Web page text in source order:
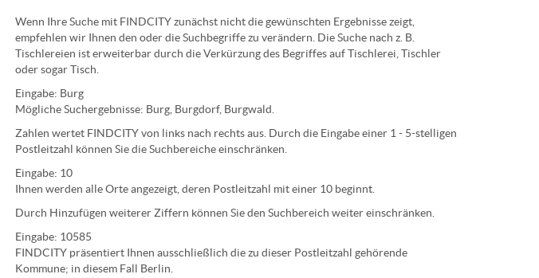
Wenn Ihre Suche mit FINDCITY zunächst nicht die gewünschten Ergebnisse zeigt,
empfehlen wir Ihnen den oder die Suchbegriffe zu verändern. Die Suche nach z. B.
Tischlereien ist erweiterbar durch die Verkürzung des Begriffes aufTischlerei Tischler
oder sogarTisch
Eingabe: Burg
Mögliche Suchergebnisse: Burg Burgdorf, Burgwald.
Zahlen wertet FINDCITY von links nach rechts aus. Durch die Eingabe einer 1 - 5-stelligen
Postleitzahl können Sie die Suchbereiche einschränken.
Eingabe: 10
Ihnen werden alle Orteangezeigt, deren Postleitzahl mit einer 10 beginnt.
Durch Hinzufügen weiterer Ziffern können Sie den Suchbereich weiter einschränken.
Eingabe: 10585
FINDCITY präsentiert Ihnen ausschließlich die zu dieser Postleitzahl gehörende
Kommune; in diesem Fall Berlin.